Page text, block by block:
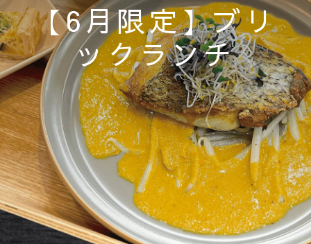
【6月限定】ブリ
ックランチ